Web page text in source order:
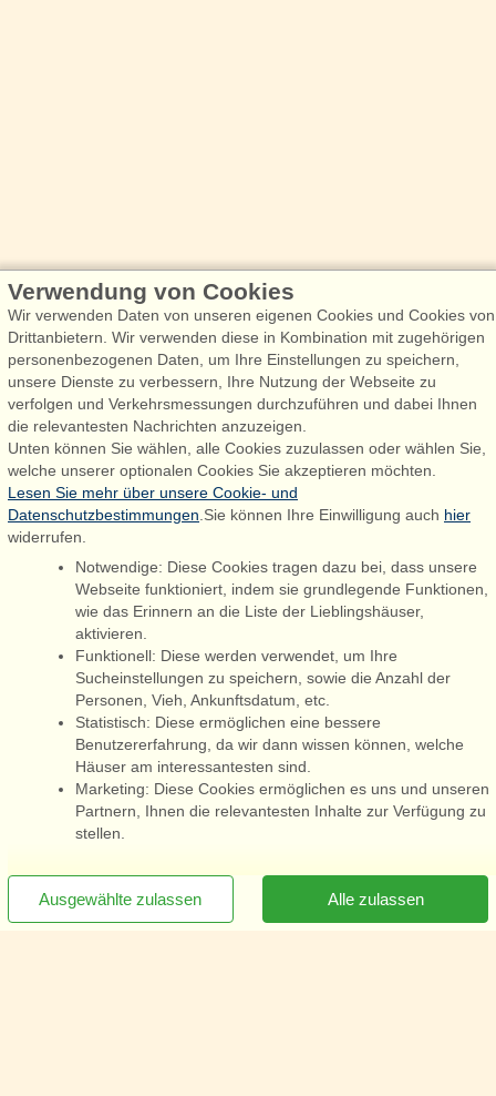
Newsletter jetzt abonnieren [x]
Verwendung von Cookies
Wir verwenden Daten von unseren eigenen Cookies und Cookies von
Drittanbietern. Wir verwenden diese in Kombination mit zugehörigen
personenbezogenen Daten, um Ihre Einstellungen zu speichern,
unsere Dienste zu verbessern, Ihre Nutzung der Webseite zu
verfolgen und Verkehrsmessungen durchzuführen und dabei Ihnen
die relevantesten Nachrichten anzuzeigen.
Unten können Sie wählen, alle Cookies zuzulassen oder wählen Sie,
welche unserer optionalen Cookies Sie akzeptieren möchten.
Lesen Sie mehr über unsere Cookie- und
Datenschutzbestimmungen .Sie können Ihre Einwilligung auch hier
widerrufen.
Notwendige: Diese Cookies tragen dazu bei, dass unsere
Webseite funktioniert, indem sie grundlegende Funktionen,
wie das Erinnern an die Liste der Lieblingshäuser,
aktivieren.
Funktionell: Diese werden verwendet, um Ihre
Sucheinstellungen zu speichern, sowie die Anzahl der
Personen, Vieh, Ankunftsdatum, etc.
Statistisch: Diese ermöglichen eine bessere
Benutzererfahrung, da wir dann wissen können, welche
Häuser am interessantesten sind.
Marketing: Diese Cookies ermöglichen es uns und unseren
Partnern, Ihnen die relevantesten Inhalte zur Verfügung zu
stellen.
Alle zulassen
Ausgewählte zulassen